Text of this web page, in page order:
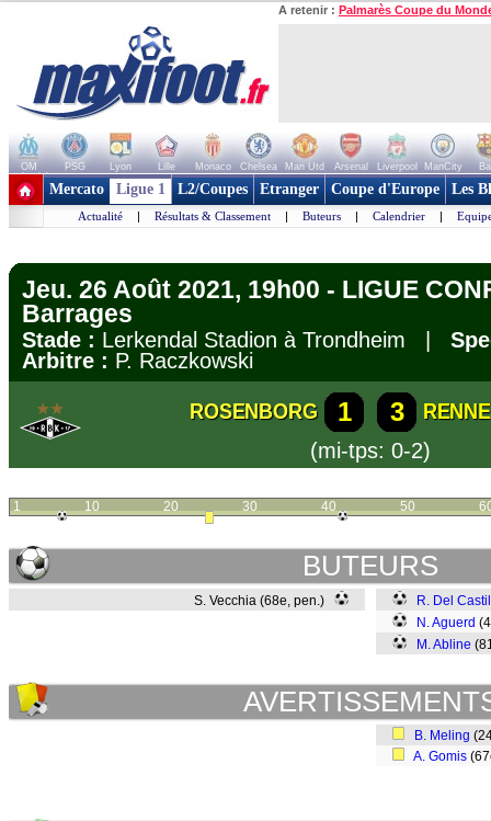
A retenir : Palmarès Coupe du
OM PSG Lyon Lille Monaco Chelsea Man Utd Arsenal Liverpool ManCity
+ de clubs
Mercato Ligue 1 L2/Coupes Etranger Coupe d'Europe Les
Actualité | Résultats & Classement | Buteurs | Calendrier |
Jeu. 26 Août 2021, 19h00 - LIGUE
Barrages
Stade : Lerkendal Stadion à Trondheim |
Arbitre : P. Raczkowski
ROSENBORG 1 3
(mi-tps: 0-2)
1 10 20 30 40 50
BUTEURS
S. Vecchia (68e, pen.)
R. Del
N. Aguerd
M. Abline
B. Meling
A. Gomis